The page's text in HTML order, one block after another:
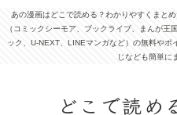
あの漫画はどこで読める？わかりやすくまと
（コミックシーモア、ブックライブ、まんが
ック、U-NEXT、LINEマンガなど）の無料や
じなども簡単に
どこで読め